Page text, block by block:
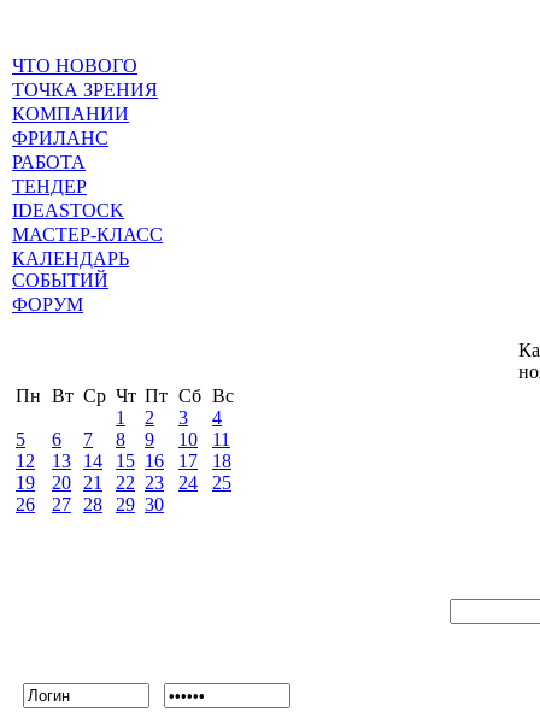
ЧТО НОВОГО
ТОЧКА ЗРЕНИЯ
КОМПАНИИ
ФРИЛАНС
РАБОТА
ТЕНДЕР
IDEASTOCK
МАСТЕР-КЛАСС
КАЛЕНДАРЬ
СОБЫТИЙ
ФОРУМ
Пн Вт Ср Чт Пт Сб Вс
1
2 3
4
5
6 7 8 9 10
11
12
13 14 15 16 17
18
19
20 21 22 23 24
25
26
27 28 29 30